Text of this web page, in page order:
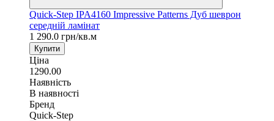
Quick-Step IPA4160 Impressive Patterns Дуб шеврон
середній ламінат
1 290.0 грн/кв.м
Купити
Ціна
1290.00
Наявність
В наявності
Бренд
Quick-Step